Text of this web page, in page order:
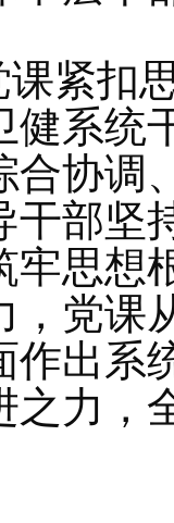
课紧扣
健系统
合协调
干部坚
牢思想
，党课
作出系
之力，